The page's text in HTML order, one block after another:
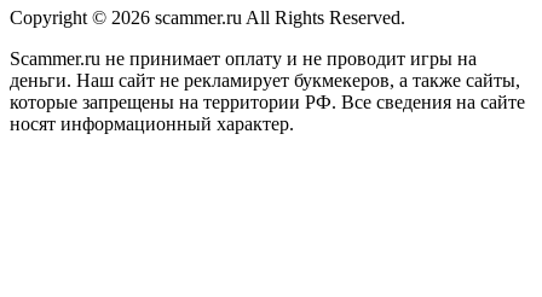
Copyright © 2026 scammer.ru All Rights Reserved.
Scammer.ru не принимает оплату и не проводит игры на
деньги. Наш сайт не рекламирует букмекеров, а также сайты,
которые запрещены на территории РФ. Все сведения на сайте
носят информационный характер.